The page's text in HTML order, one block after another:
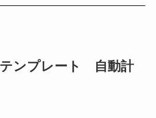
ンプレート 自動計